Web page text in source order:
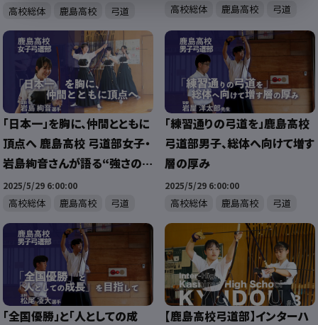
高校総体 鹿島高校 弓道 高校総体 鹿島高校 弓道
「日本一」を胸に、仲間とともに
頂点へ 鹿島高校 弓道部女子・
岩島絢音さんが語る“強さの秘
訣”
2025/5/29 6:00:00
高校総体 鹿島高校 弓道
「練習通りの弓道を」――鹿島高校
弓道部男子、総体へ向けて増す
層の厚み
2025/5/29 6:00:00
高校総体 鹿島高校 弓道
「全国優勝」と「人としての成
【鹿島高校弓道部】インターハ